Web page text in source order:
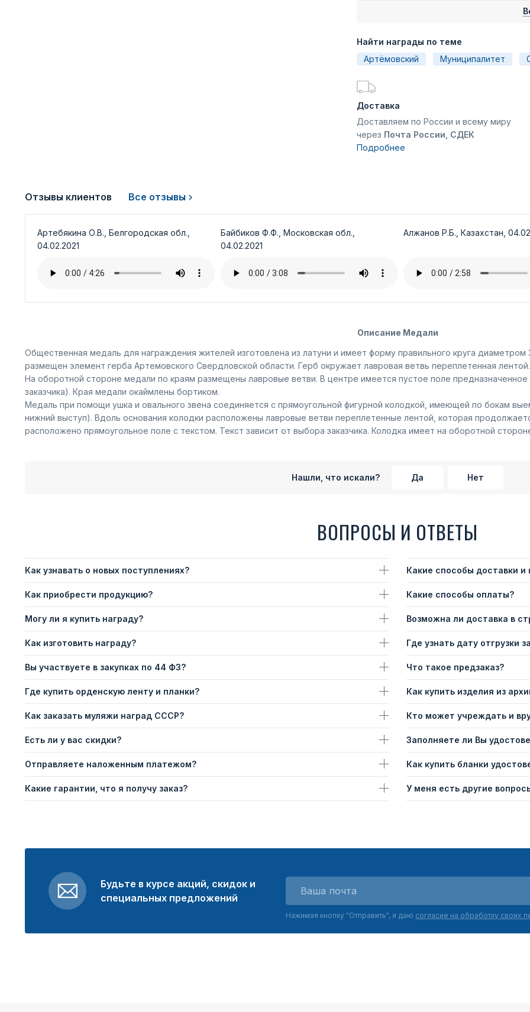
Найти награды по теме
Артёмовский
Муниципалитет
Доставка
Доставляем по России и всему миру
через Почта России, СДЕК
Подробнее
Отзывы клиентов Все отзывы
Артебякина О.В., Белгородская обл.,
04.02.2021
Байбиков Ф.Ф., Московская обл.,
04.02.2021
Алжанов Р.Б., Казахстан,
Описание Медали
Общественная медаль для награждения жителей изготовлена из латуни и имеет форму правильного круга
размещен элемент герба Артемовского Свердловской области. Герб окружает лавровая ветвь переплетенная лентой.
На оборотной стороне медали по краям размещены лавровые ветви. В центре имеется пустое поле
заказчика). Края медали окаймлены бортиком.
Медаль при помощи ушка и овального звена соединяется с прямоугольной фигурной колодкой, имеющей по бокам
нижний выступ). Вдоль основания колодки расположены лавровые ветви переплетенные лентой, которая
расположено прямоугольное поле с текстом. Текст зависит от выбора заказчика. Колодка имеет на оборотной
Нашли, что искали? Да Нет
ВОПРОСЫ И ОТВЕТЫ
Как узнавать о новых поступлениях?
Как приобрести продукцию?
Могу ли я купить награду?
Как изготовить награду?
Вы участвуете в закупках по 44 ФЗ?
Где купить орденскую ленту и планки?
Как заказать муляжи наград СССР?
Есть ли у вас скидки?
Отправляете наложенным платежом?
Какие гарантии, что я получу заказ?
Какие способы доставки и
Какие способы оплаты?
Возможна ли доставка в
Где узнать дату отгрузки
Что такое предзаказ?
Как купить изделия из
Кто может учреждать и
Заполняете ли Вы
Как купить бланки
У меня есть другие
Будьте в курсе акций, скидок и
специальных предложений
Нажимая кнопку "Отправить", я даю согласие на обработку своих